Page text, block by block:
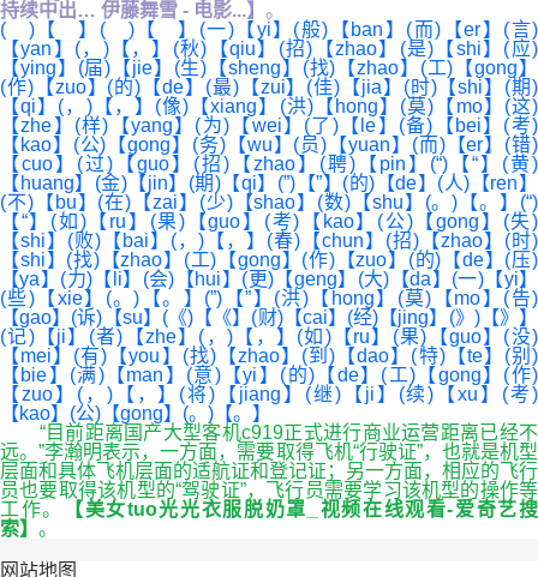
持续中出… 伊藤舞雪 - 电影...】 。
( )【 】( )【 】(一)【yi】(般)【ban】(而)【er】(言)
【yan】(，)【，】(秋)【qiu】(招)【zhao】(是)【shi】(应)
【ying】(届)【jie】(生)【sheng】(找)【zhao】(工)【gong】
(作)【zuo】(的)【de】(最)【zui】(佳)【jia】(时)【shi】(期)
【qi】(，)【，】(像)【xiang】(洪)【hong】(莫)【mo】(这)
【zhe】(样)【yang】(为)【wei】(了)【le】(备)【bei】(考)
【kao】(公)【gong】(务)【wu】(员)【yuan】(而)【er】(错)
【cuo】(过)【guo】(招)【zhao】(聘)【pin】(“)【“】(黄)
【huang】(金)【jin】(期)【qi】(”)【”】(的)【de】(人)【ren】
(不)【bu】(在)【zai】(少)【shao】(数)【shu】(。)【。】(“)
【“】(如)【ru】(果)【guo】(考)【kao】(公)【gong】(失)
【shi】(败)【bai】(，)【，】(春)【chun】(招)【zhao】(时)
【shi】(找)【zhao】(工)【gong】(作)【zuo】(的)【de】(压)
【ya】(力)【li】(会)【hui】(更)【geng】(大)【da】(一)【yi】
(些)【xie】(。)【。】(”)【”】(洪)【hong】(莫)【mo】(告)
【gao】(诉)【su】(《)【《】(财)【cai】(经)【jing】(》)【》】
(记)【ji】(者)【zhe】(，)【，】(如)【ru】(果)【guo】(没)
【mei】(有)【you】(找)【zhao】(到)【dao】(特)【te】(别)
【bie】(满)【man】(意)【yi】(的)【de】(工)【gong】(作)
【zuo】(，)【，】(将)【jiang】(继)【ji】(续)【xu】(考)
【kao】(公)【gong】(。)【。】
“目前距离国产大型客机c919正式进行商业运营距离已经不
远。”李瀚明表示，一方面，需要取得飞机“行驶证”，也就是机型
层面和具体飞机层面的适航证和登记证；另一方面，相应的飞行
员也要取得该机型的“驾驶证”，飞行员需要学习该机型的操作等
工作。
【美女tuo光光衣服脱奶罩_视频在线观看-爱奇艺搜
索】 。
网站地图